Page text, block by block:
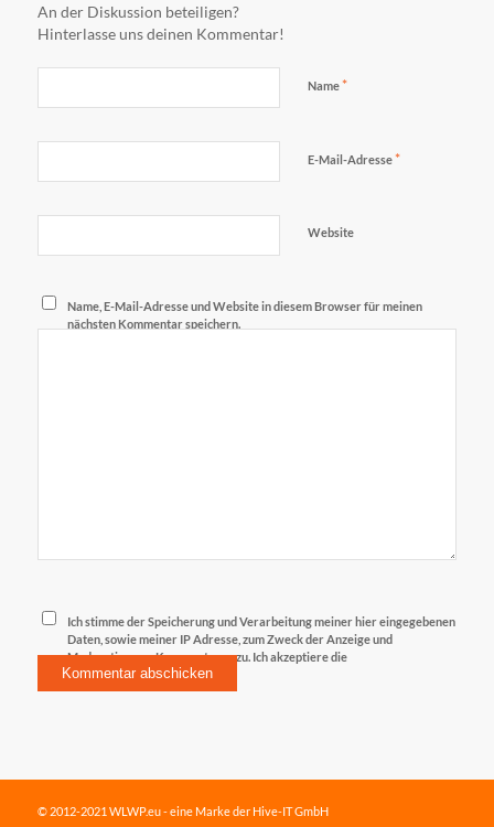
An der Diskussion beteiligen?
Hinterlasse uns deinen Kommentar!
Name*
E-Mail-Adresse*
Website
Name, E-Mail-Adresse und Website in diesem Browser für meinen
nächsten Kommentar speichern.
Ich stimme der Speicherung und Verarbeitung meiner hier eingegebenen
Daten, sowie meiner IP Adresse, zum Zweck der Anzeige und
Moderation von Kommentaren zu. Ich akzeptiere die
Datenschutzerklärung
© 2012-2021 WLWP.eu - eine Marke der Hive-IT GmbH